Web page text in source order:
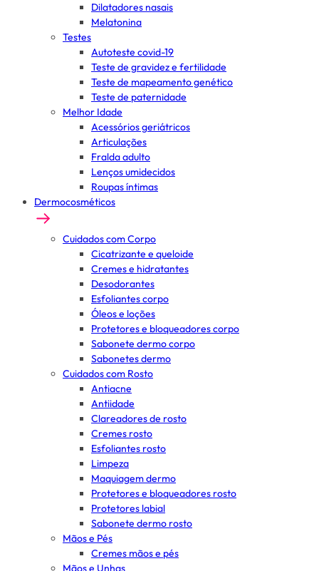
Dilatadores nasais
Melatonina
Testes
Autoteste covid-19
Teste de gravidez e fertilidade
Teste de mapeamento genético
Teste de paternidade
Melhor Idade
Acessórios geriátricos
Articulações
Fralda adulto
Lenços umidecidos
Roupas íntimas
Dermocosméticos
Cuidados com Corpo
Cicatrizante e queloide
Cremes e hidratantes
Desodorantes
Esfoliantes corpo
Óleos e loções
Protetores e bloqueadores corpo
Sabonete dermo corpo
Sabonetes dermo
Cuidados com Rosto
Antiacne
Antiidade
Clareadores de rosto
Cremes rosto
Esfoliantes rosto
Limpeza
Maquiagem dermo
Protetores e bloqueadores rosto
Protetores labial
Sabonete dermo rosto
Mãos e Pés
Cremes mãos e pés
Mãos e Unhas